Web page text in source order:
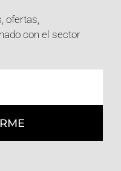
ofertas,
con el sector